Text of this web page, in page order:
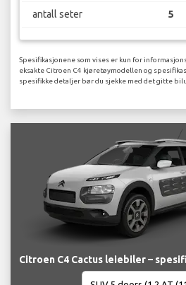
antall seter 5
Spesifikasjonene som vises er kun for
eksakte Citroen C4 kjøretøymodellen og
spesifikke detaljer bør du sjekke med det gitte
Citroen C4 Cactus leiebiler –